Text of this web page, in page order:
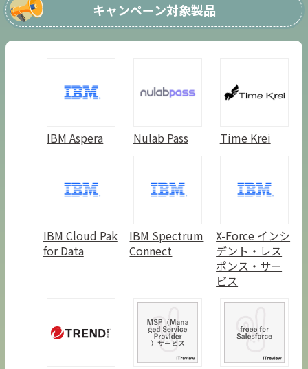
キャンペーン対象製品
IBM Aspera Nulab Pass Time Krei
IBM Cloud Pak
for Data
IBM Spectrum
Connect
X-Force インシ
デント・レス
ポンス・サー
ビス